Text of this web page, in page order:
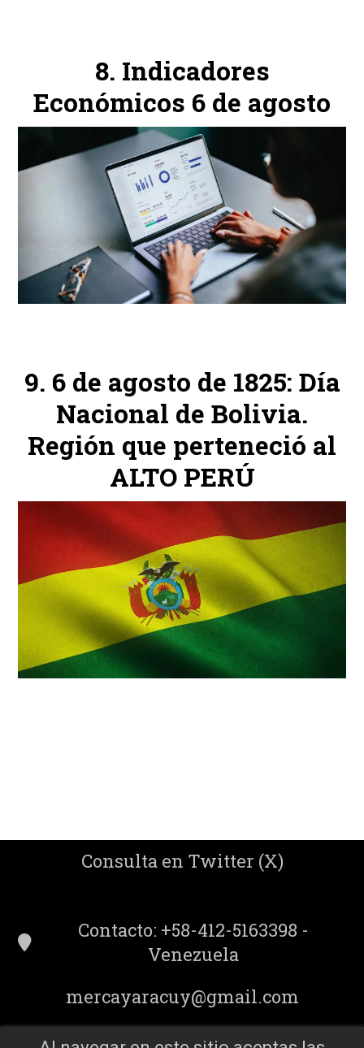
Indicadores
Económicos 6 de agosto
6 de agosto de 1825: Día
Nacional de Bolivia.
Región que perteneció al
ALTO PERÚ
Consulta en Twitter (X)
Contacto: +58-412-5163398 -
Venezuela
mercayaracuy@gmail.com